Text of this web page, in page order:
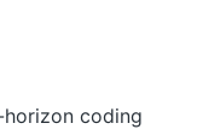
horizon coding